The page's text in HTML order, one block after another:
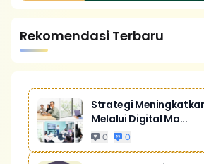
Rekomendasi Terbaru
Strategi
Melalui Digital Ma...
0 0